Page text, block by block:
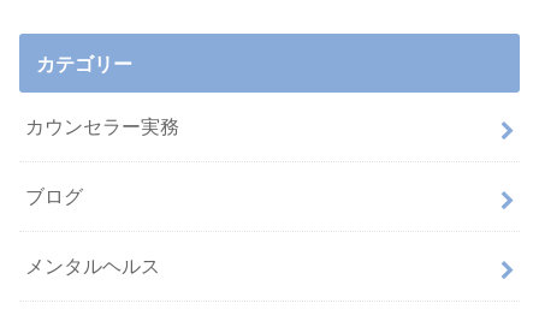
カテゴリー
カウンセラー実務
ブログ
メンタルヘルス